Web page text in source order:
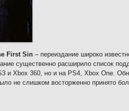
First Sin – переиздание широко
существенно расширило список
и Xbox 360, но и на PS4, Xbox One.
не слишком восторженно принято